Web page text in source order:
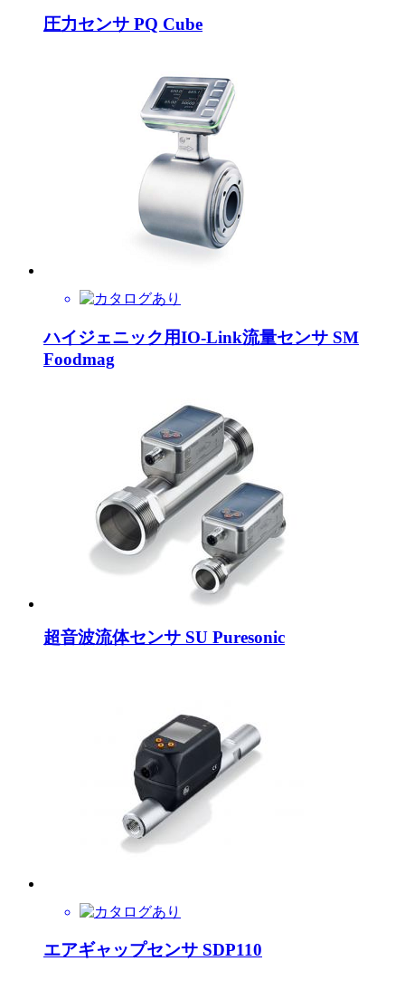
圧力センサ PQ Cube
ハイジェニック用IO-Link流量センサ SM
Foodmag
超音波流体センサ SU Puresonic
エアギャップセンサ SDP110